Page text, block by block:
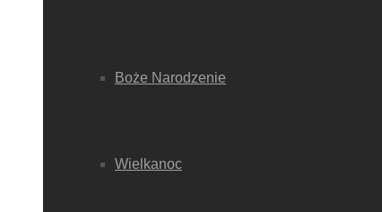
Boże Narodzenie
Wielkanoc